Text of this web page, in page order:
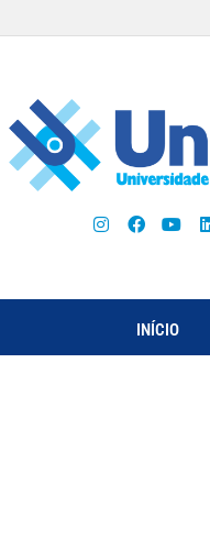
INÍCIO